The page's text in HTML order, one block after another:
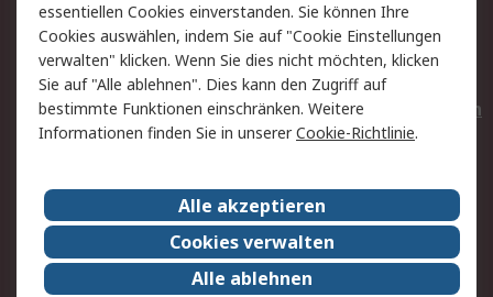
AGB
Datenschutz
Cookie-Richtlinie
Zahlungsbedingungen
Copyright/Impressum
Entsorgung
Elektrogeräte/Batterien
RS weltweit
Karriere bei RS
Nachhaltigkeit
Qualität/Umwelt/ZertifikatePresse-Center
essentiellen Cookies einverstanden. Sie können Ihre
Cookies auswählen, indem Sie auf "Cookie Einstellungen
verwalten" klicken. Wenn Sie dies nicht möchten, klicken
Sie auf "Alle ablehnen". Dies kann den Zugriff auf
bestimmte Funktionen einschränken. Weitere
Informationen finden Sie in unsererCookie-Richtlinie.
Alle akzeptieren
Cookies verwalten
Alle ablehnen